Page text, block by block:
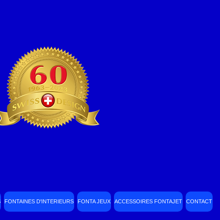
FONTAINES D'INTERIEURS FONTA JEUX ACCESSOIRES FONTAJET CONTACT